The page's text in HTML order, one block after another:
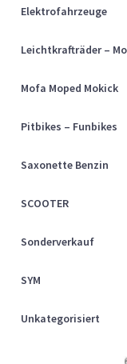
Elektrofahrzeuge
Leichtkrafträder –
Mofa Moped Mokick
Pitbikes – Funbikes
Saxonette Benzin
SCOOTER
Sonderverkauf
SYM
Unkategorisiert